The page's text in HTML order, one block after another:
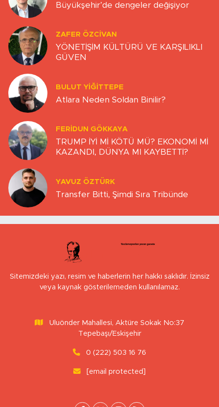
Büyükşehir’de dengeler değişiyor
ZAFER ÖZCIVAN
YÖNETİŞİM KÜLTÜRÜ VE KARŞILIKLI
GÜVEN
BULUT YİĞİTTEPE
Atlara Neden Soldan Binilir?
FERIDUN GÖKKAYA
TRUMP İYİ Mİ KÖTÜ MÜ? EKONOMİ Mİ
KAZANDI, DÜNYA MI KAYBETTİ?
YAVUZ ÖZTÜRK
Transfer Bitti, Şimdi Sıra Tribünde
Sitemizdeki yazı, resim ve haberlerin her hakkı saklıdır. İzinsiz
veya kaynak gösterilemeden kullanılamaz.
Uluönder Mahallesi, Aktüre Sokak No:37
Tepebaşı/Eskişehir
0 (222) 503 16 76
[email protected]